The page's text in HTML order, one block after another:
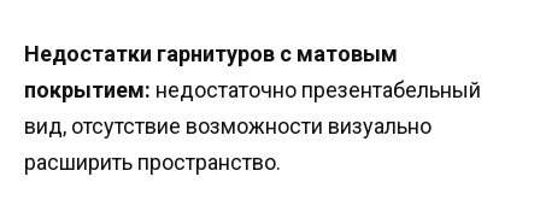
Недостатки гарнитуров с матовым
покрытием: недостаточно презентабельный
вид, отсутствие возможности визуально
расширить пространство.